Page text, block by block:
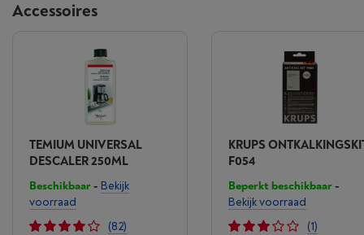
Accessoires
TEMIUM UNIVERSAL
DESCALER 250ML
Beschikbaar- Bekijk
voorraad
(82)
KRUPS
F054
Beperkt beschikbaar-
Bekijk voorraad
(1)